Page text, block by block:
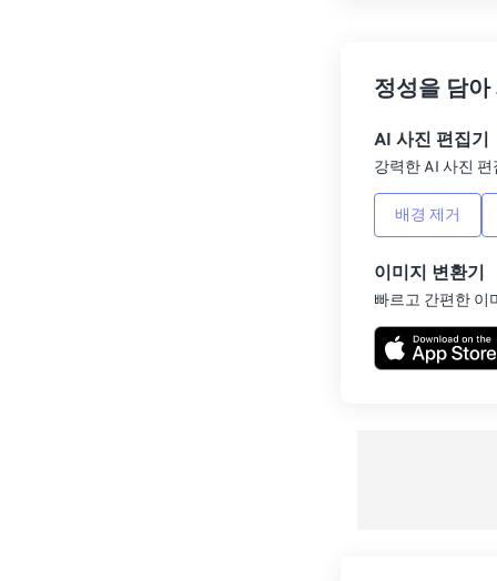
정성을 담
AI 사진 편집기
강력한 AI 사진
배경 제거
이미지 변환기
빠르고 간편한 이